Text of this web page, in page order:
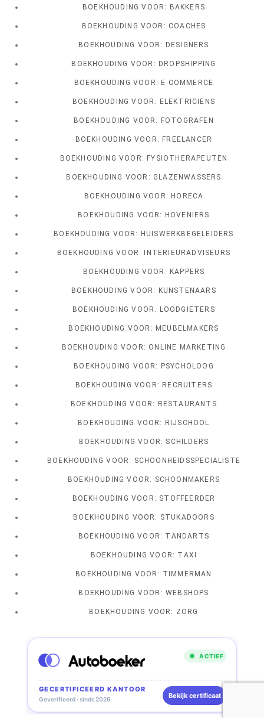
BOEKHOUDING VOOR: BAKKERS
BOEKHOUDING VOOR: COACHES
BOEKHOUDING VOOR: DESIGNERS
BOEKHOUDING VOOR: DROPSHIPPING
BOEKHOUDING VOOR: E-COMMERCE
BOEKHOUDING VOOR: ELEKTRICIENS
BOEKHOUDING VOOR: FOTOGRAFEN
BOEKHOUDING VOOR: FREELANCER
BOEKHOUDING VOOR: FYSIOTHERAPEUTEN
BOEKHOUDING VOOR: GLAZENWASSERS
BOEKHOUDING VOOR: HORECA
BOEKHOUDING VOOR: HOVENIERS
BOEKHOUDING VOOR: HUISWERKBEGELEIDERS
BOEKHOUDING VOOR: INTERIEURADVISEURS
BOEKHOUDING VOOR: KAPPERS
BOEKHOUDING VOOR: KUNSTENAARS
BOEKHOUDING VOOR: LOODGIETERS
BOEKHOUDING VOOR: MEUBELMAKERS
BOEKHOUDING VOOR: ONLINE MARKETING
BOEKHOUDING VOOR: PSYCHOLOOG
BOEKHOUDING VOOR: RECRUITERS
BOEKHOUDING VOOR: RESTAURANTS
BOEKHOUDING VOOR: RIJSCHOOL
BOEKHOUDING VOOR: SCHILDERS
BOEKHOUDING VOOR: SCHOONHEIDSSPECIALISTE
BOEKHOUDING VOOR: SCHOONMAKERS
BOEKHOUDING VOOR: STOFFEERDER
BOEKHOUDING VOOR: STUKADOORS
BOEKHOUDING VOOR: TANDARTS
BOEKHOUDING VOOR: TAXI
BOEKHOUDING VOOR: TIMMERMAN
BOEKHOUDING VOOR: WEBSHOPS
BOEKHOUDING VOOR: ZORG